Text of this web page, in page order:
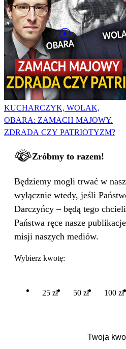
KUCHARCZYK, WOLAK,
OBARA: ZAMACH MAJOWY.
ZDRADA CZY PATRIOTYZM?
Zróbmy to razem!
Będziemy mogli trwać w
wyłącznie wtedy, jeśli
Darczyńcy – będą tego
Państwa ręce nasze
misji naszych mediów.
Wybierz kwotę:
25 zł 50 zł 100 zł